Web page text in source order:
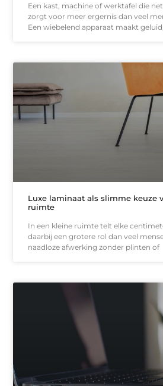
Een kast, machine of werktafel die
zorgt voor meer ergernis dan veel
Een wiebelend apparaat maakt
Luxe laminaat als slimme keuze
ruimte
In een kleine ruimte telt elke
daarbij een grotere rol dan veel
naadloze afwerking zonder plinten of